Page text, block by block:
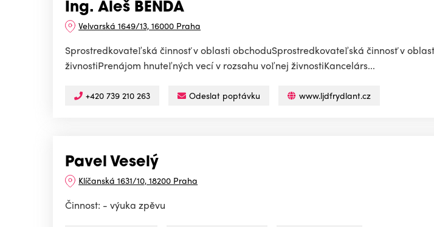
Ing. Aleš BENDA
Velvarská 1649/13, 16000 Praha
Sprostredkovateľská činnosť v oblasti obchoduSprostredkovateľská činnosť v
živnostiPrenájom hnuteľných vecí v rozsahu voľnej živnostiKancelárs...
+420 739 210 263 Odeslat poptávku www.ljdfrydlant.cz
Pavel Veselý
Klíčanská 1631/10, 18200 Praha
Činnost: - výuka zpěvu